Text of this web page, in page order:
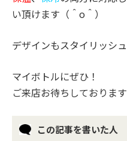
い頂けます（＾o＾）
デザインもスタイリッシ
マイボトルにぜひ！
ご来店お待ちしておりま
この記事を書いた人